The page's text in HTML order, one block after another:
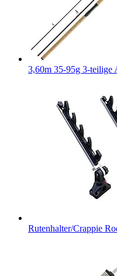
3,60m 35-95g 3-teilige
Rutenhalter/Crappie